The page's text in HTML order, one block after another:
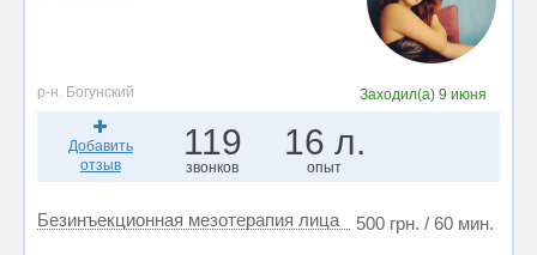
р-н. Богунский Заходил(а) 9 июня
Добавить
отзыв
119
звонков
16 л.
опыт
Безинъекционная мезотерапия лица 500 грн. / 60 мин.